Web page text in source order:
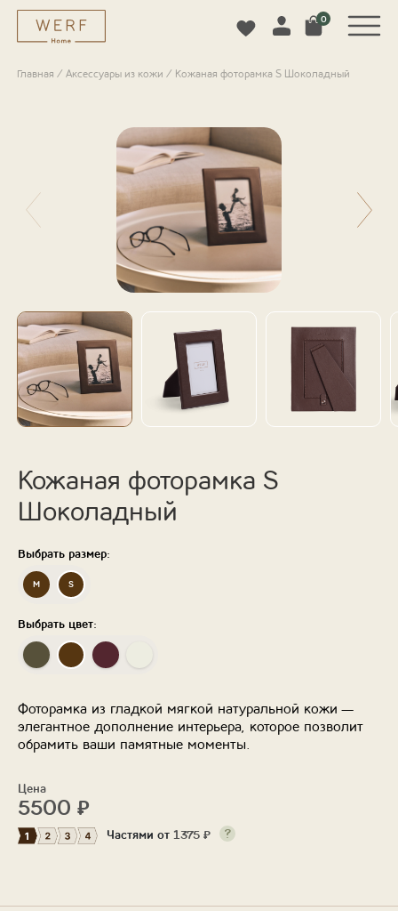
0
Главная / Аксессуары из кожи / Кожаная фоторамка S Шоколадный
Кожаная фоторамка S
Шоколадный
Выбрать размер:
M S
Выбрать цвет:
Фоторамка из гладкой мягкой натуральной кожи —
элегантное дополнение интерьера, которое позволит
обрамить ваши памятные моменты.
Цена
5500 ₽
Частями от 1375 ₽